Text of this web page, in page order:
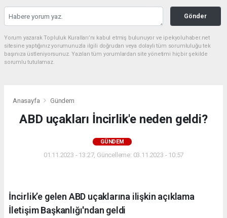
Gönder
Yorum yazarak Topluluk Kuralları’nı kabul etmiş bulunuyor ve ipekyoluhaber.net
sitesine yaptığınız yorumunuzla ilgili doğrudan veya dolaylı tüm sorumluluğu tek
başınıza üstleniyorsunuz. Yazılan tüm yorumlardan site yönetimi hiçbir şekilde
sorumlu tutulamaz.
Anasayfa Gündem
ABD uçakları İncirlik'e neden geldi?
GÜNDEM
01.11.2023 - 13:27, Güncelleme: 03.11.2023 - 10:57
İncirlik’e gelen ABD uçaklarına ilişkin açıklama
İletişim Başkanlığı'ndan geldi